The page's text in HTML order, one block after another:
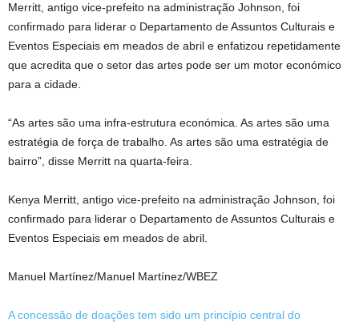
Merritt, antigo vice-prefeito na administração Johnson, foi
confirmado para liderar o Departamento de Assuntos Culturais e
Eventos Especiais em meados de abril e enfatizou repetidamente
que acredita que o setor das artes pode ser um motor económico
para a cidade.
“As artes são uma infra-estrutura económica. As artes são uma
estratégia de força de trabalho. As artes são uma estratégia de
bairro”, disse Merritt na quarta-feira.
Kenya Merritt, antigo vice-prefeito na administração Johnson, foi
confirmado para liderar o Departamento de Assuntos Culturais e
Eventos Especiais em meados de abril.
Manuel Martínez/Manuel Martínez/WBEZ
A concessão de doações tem sido um princípio central do